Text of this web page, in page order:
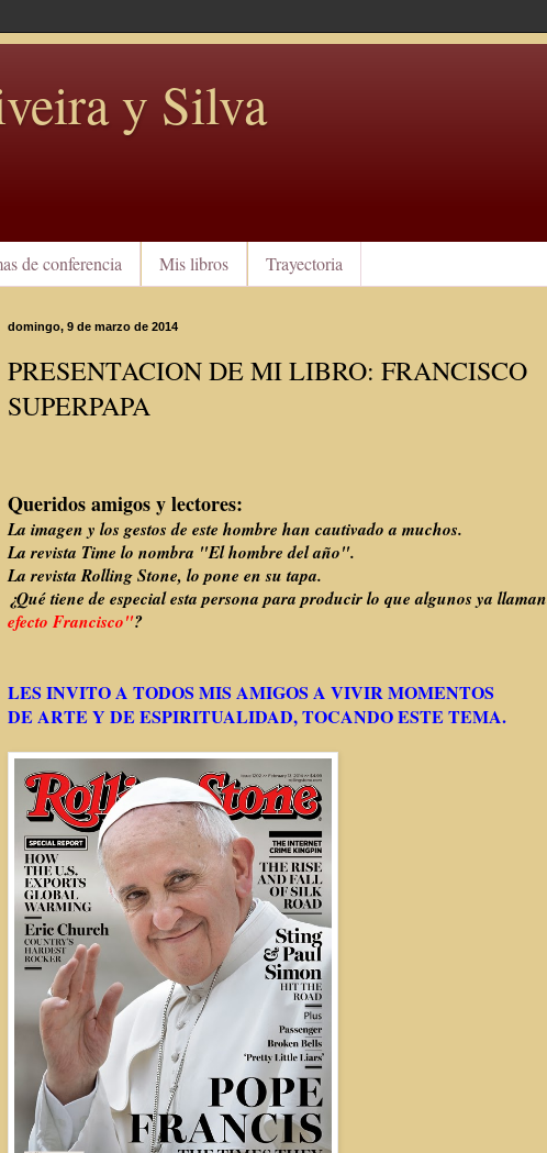
y Silva
de conferencia Mis libros Trayectoria
domingo, 9 de marzo de 2014
PRESENTACION DE MI LIBRO: FRANCISCO
SUPERPAPA
Queridos amigos y lectores:
La imagen y los gestos de este hombre han cautivado a muchos.
La revista Time lo nombra "El hombre del año".
La revista Rolling Stone, lo pone en su tapa.
¿Qué tiene de especial esta persona para producir lo que algunos ya llaman
efecto Francisco"?
LES INVITO A TODOS MIS AMIGOS A VIVIR MOMENTOS
DE ARTE Y DE ESPIRITUALIDAD, TOCANDO ESTE TEMA.